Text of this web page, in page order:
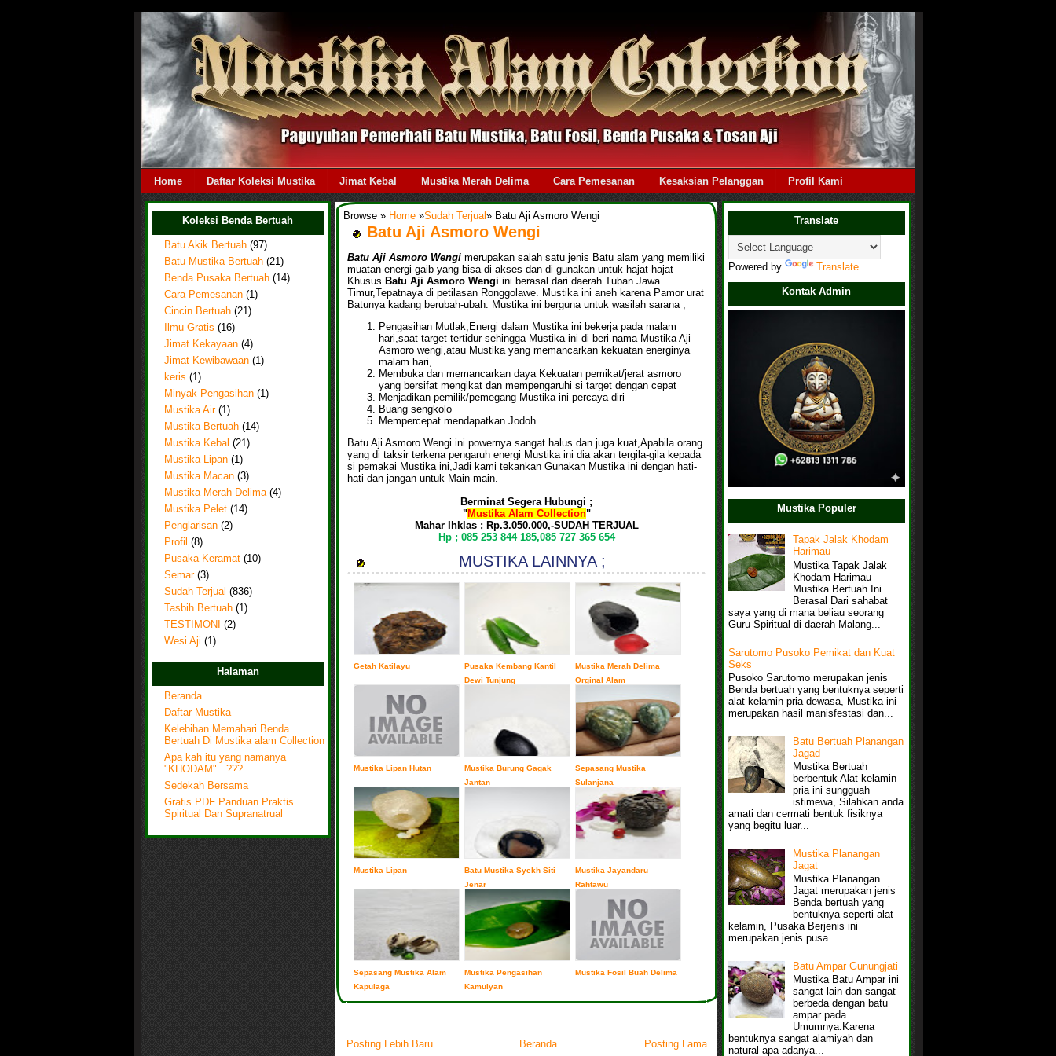
Home Daftar Koleksi Mustika Jimat Kebal Mustika Merah Delima Cara Pemesanan Kesaksian Pelanggan Profil Kami
Koleksi Benda Bertuah
Batu Akik Bertuah (97)
Batu Mustika Bertuah (21)
Benda Pusaka Bertuah (14)
Cara Pemesanan (1)
Cincin Bertuah (21)
Ilmu Gratis (16)
Jimat Kekayaan (4)
Jimat Kewibawaan (1)
keris (1)
Minyak Pengasihan (1)
Mustika Air (1)
Mustika Bertuah (14)
Mustika Kebal (21)
Mustika Lipan (1)
Mustika Macan (3)
Mustika Merah Delima (4)
Mustika Pelet (14)
Penglarisan (2)
Profil (8)
Pusaka Keramat (10)
Semar (3)
Sudah Terjual (836)
Tasbih Bertuah (1)
TESTIMONI
(2)
Wesi Aji (1)
Halaman
Beranda
Daftar Mustika
Kelebihan Memahari Benda
Bertuah Di Mustika alam Collection
Apa kah itu yang namanya
"KHODAM"...???
Sedekah Bersama
Gratis PDF Panduan Praktis
Spiritual Dan Supranatrual
Browse » Home »Sudah Terjual» Batu Aji Asmoro Wengi
Batu Aji Asmoro Wengi
Batu Aji Asmoro Wengi merupakan salah satu jenis Batu alam yang memiliki
muatan energi gaib yang bisa di akses dan di gunakan untuk hajat-hajat
Khusus. Batu Aji Asmoro Wengi ini berasal dari daerah Tuban Jawa
Timur,Tepatnaya di petilasan Ronggolawe. Mustika ini aneh karena Pamor urat
Batunya kadang berubah-ubah. Mustika ini berguna untuk wasilah sarana ;
Pengasihan Mutlak,Energi dalam Mustika ini bekerja pada malam
hari,saat target tertidur sehingga Mustika ini di beri nama Mustika Aji
Asmoro wengi,atau Mustika yang memancarkan kekuatan energinya
malam hari,
Membuka dan memancarkan daya Kekuatan pemikat/jerat asmoro
yang bersifat mengikat dan mempengaruhi si target dengan cepat
Menjadikan pemilik/pemegang Mustika ini percaya diri
Buang sengkolo
Mempercepat mendapatkan Jodoh
Batu Aji Asmoro Wengi ini powernya sangat halus dan juga kuat,Apabila orang
yang di taksir terkena pengaruh energi Mustika ini dia akan tergila-gila kepada
si pemakai Mustika ini,Jadi kami tekankan Gunakan Mustika ini dengan hati-
hati dan jangan untuk Main-main.
Berminat Segera Hubungi ;
"Mustika Alam Collection"
Mahar Ihklas ; Rp.3.050.000,-SUDAH TERJUAL
Hp ; 085 253 844 185,085 727 365 654
MUSTIKA LAINNYA ;
Getah Katilayu
Pusaka Kembang Kantil
Dewi Tunjung
Mustika Merah Delima
Orginal Alam
Mustika Lipan Hutan
Mustika Burung Gagak
Jantan
Sepasang Mustika
Sulanjana
Mustika Lipan
Batu Mustika Syekh Siti
Jenar
Mustika Jayandaru
Rahtawu
Sepasang Mustika Alam
Kapulaga
Mustika Pengasihan
Kamulyan
Mustika Fosil Buah Delima
Posting Lebih Baru Posting Lama
Beranda
Translate
Powered by Translate
Kontak Admin
Mustika Populer
Tapak Jalak Khodam
Harimau
Mustika Tapak Jalak
Khodam Harimau
Mustika Bertuah Ini
Berasal Dari sahabat
saya yang di mana beliau seorang
Guru Spiritual di daerah Malang...
Sarutomo Pusoko Pemikat dan Kuat
Seks
Pusoko Sarutomo merupakan jenis
Benda bertuah yang bentuknya seperti
alat kelamin pria dewasa, Mustika ini
merupakan hasil manisfestasi dan...
Batu Bertuah Planangan
Jagad
Mustika Bertuah
berbentuk Alat kelamin
pria ini sungguah
istimewa, Silahkan anda
amati dan cermati bentuk fisiknya
yang begitu luar...
Mustika Planangan
Jagat
Mustika Planangan
Jagat merupakan jenis
Benda bertuah yang
bentuknya seperti alat
kelamin, Pusaka Berjenis ini
merupakan jenis pusa...
Batu Ampar Gunungjati
Mustika Batu Ampar ini
sangat lain dan sangat
berbeda dengan batu
ampar pada
Umumnya.Karena
bentuknya sangat alamiyah dan
natural apa adanya...